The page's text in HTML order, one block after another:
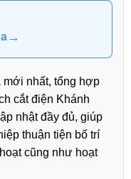
→
mới nhất, tổng hợp
cắt điện Khánh
nhật đầy đủ, giúp
thuận tiện bố trí
cũng như hoạt